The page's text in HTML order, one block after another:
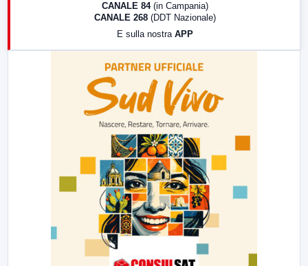
CANALE 84 (in Campania)
CANALE 268 (DDT Nazionale)
E sulla nostra APP